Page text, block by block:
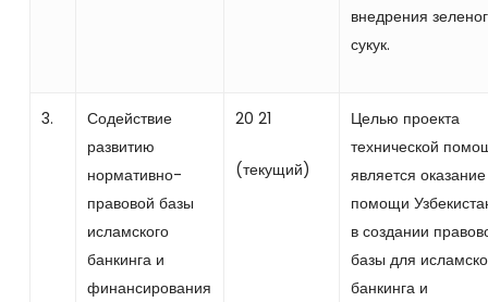
внедрения
сукук.
3.
Содействие
развитию
нормативно-
правовой базы
исламского
банкинга и
финансирования
20 21
(текущий)
Целью проекта
технической
является оказание
помощи
в создании
базы для
банкинга и